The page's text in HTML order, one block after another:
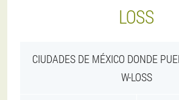
LOSS
CIUDADES DE MÉXICO DONDE
W-LOSS